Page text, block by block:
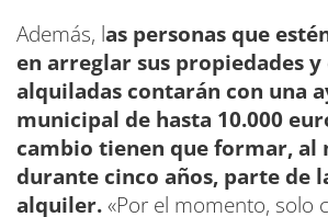
Además, las personas que
en arreglar sus propiedades y
alquiladas contarán con una
municipal de hasta 10.000
cambio tienen que formar, al
durante cinco años, parte de
alquiler.«Por el momento, solo